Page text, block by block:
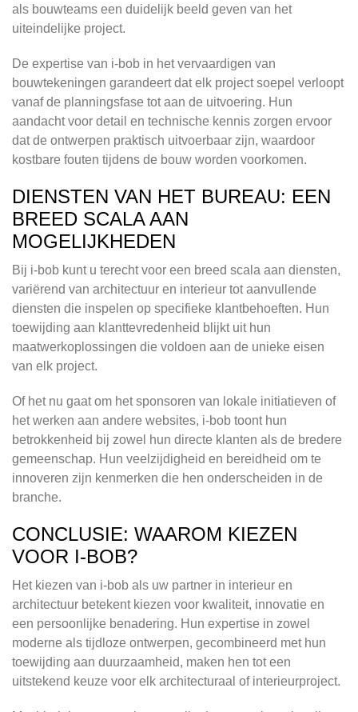
als bouwteams een duidelijk beeld geven van het
uiteindelijke project.
De expertise van i-bob in het vervaardigen van
bouwtekeningen garandeert dat elk project soepel verloopt
vanaf de planningsfase tot aan de uitvoering. Hun
aandacht voor detail en technische kennis zorgen ervoor
dat de ontwerpen praktisch uitvoerbaar zijn, waardoor
kostbare fouten tijdens de bouw worden voorkomen.
DIENSTEN VAN HET BUREAU: EEN
BREED SCALA AAN
MOGELIJKHEDEN
Bij i-bob kunt u terecht voor een breed scala aan diensten,
variërend van architectuur en interieur tot aanvullende
diensten die inspelen op specifieke klantbehoeften. Hun
toewijding aan klanttevredenheid blijkt uit hun
maatwerkoplossingen die voldoen aan de unieke eisen
van elk project.
Of het nu gaat om het sponsoren van lokale initiatieven of
het werken aan andere websites, i-bob toont hun
betrokkenheid bij zowel hun directe klanten als de bredere
gemeenschap. Hun veelzijdigheid en bereidheid om te
innoveren zijn kenmerken die hen onderscheiden in de
branche.
CONCLUSIE: WAAROM KIEZEN
VOOR I-BOB?
Het kiezen van i-bob als uw partner in interieur en
architectuur betekent kiezen voor kwaliteit, innovatie en
een persoonlijke benadering. Hun expertise in zowel
moderne als tijdloze ontwerpen, gecombineerd met hun
toewijding aan duurzaamheid, maken hen tot een
uitstekend keuze voor elk architecturaal of interieurproject.